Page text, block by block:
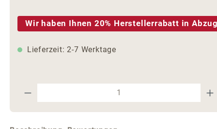
Wir haben Ihnen 20% Herstellerrabatt in
Lieferzeit: 2-7 Werktage
Produkt Anzahl: Gib den